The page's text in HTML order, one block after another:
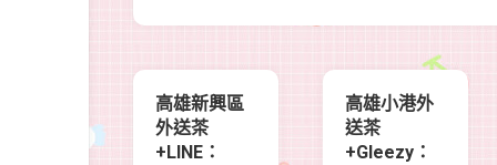
高雄新興區
外送茶
+LINE：
高雄小港外
送茶
+Gleezy：